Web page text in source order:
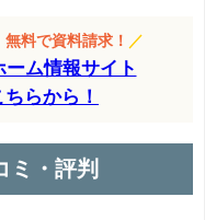
料で資料請求！ ／
ーム情報サイト
らから！
ミ・評判